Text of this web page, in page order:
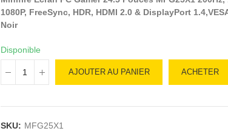
1080P, FreeSync, HDR, HDMI 2.0 & DisplayPort
Noir
Disponible
AJOUTER AU PANIER ACHETER
SKU: MFG25X1